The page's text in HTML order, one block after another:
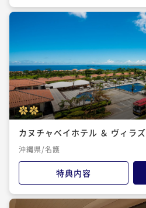
カヌチャベイホテル ＆ ヴィラズ
沖縄県/名護
特典内容